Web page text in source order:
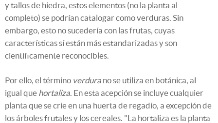
y tallos de hiedra, estos elementos (no la planta al
completo) se podrían catalogar como verduras. Sin
embargo, esto no sucedería con las frutas, cuyas
características sí están más estandarizadas y son
científicamente reconocibles.
Por ello, el término verdura no se utiliza en botánica, al
igual que hortaliza. En esta acepción se incluye cualquier
planta que se críe en una huerta de regadío, a excepción de
los árboles frutales y los cereales. "La hortaliza es la planta